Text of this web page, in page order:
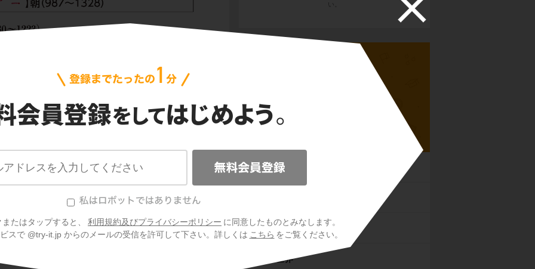
たはタップすると、 利用規約及びプライバシーポリシー に同意したものとみなします。
スで @try-it.jp からのメールの受信を許可して下さい。詳しくは こちら をご覧ください。
ワ十字軍を派遣して領土拡大！
が、フランス南部では広く信仰されていまし
い。
先史時代
ギリシア世界
ローマ世界